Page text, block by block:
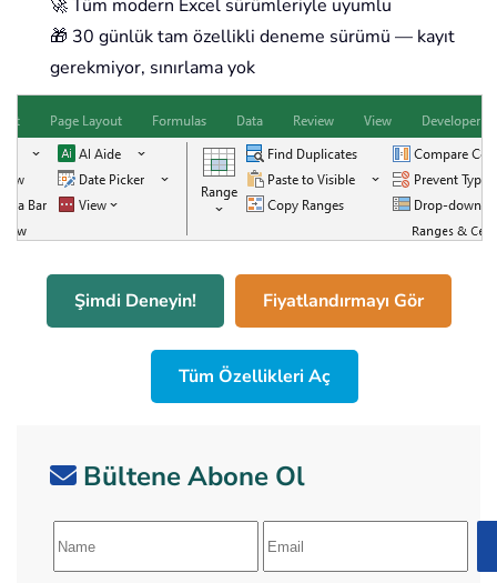
🚀 Tüm modern Excel sürümleriyle uyumlu
🎁 30 günlük tam özellikli deneme sürümü — kayıt
gerekmiyor, sınırlama yok
Şimdi Deneyin! Fiyatlandırmayı Gör
Tüm Özellikleri Aç
Bültene Abone Ol